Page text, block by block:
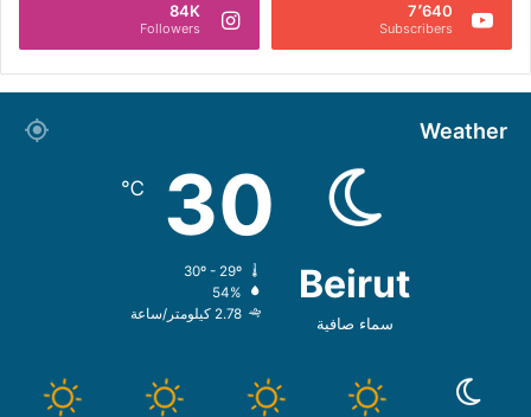
7٬640
Subscribers
84K
Followers
Weather
Beirut
سماء صافية
30
℃
54%
2.78 كيلومتر/ساعة